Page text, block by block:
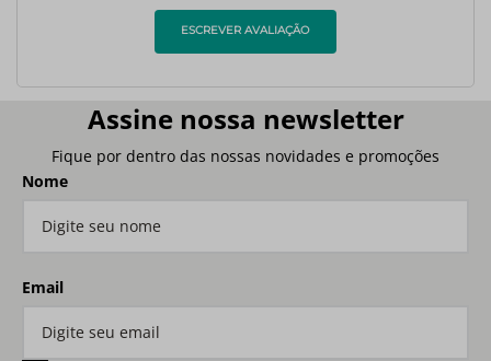
ESCREVER AVALIAÇÃO
Assine nossa newsletter
Fique por dentro das nossas novidades e promoções
Nome
Email